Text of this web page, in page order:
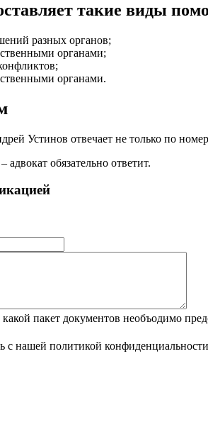
такие виды
разных органов;
органами;
;
органами.
Устинов отвечает не только по
обязательно ответит.
пакет документов необъодимо
с нашей политикой конфиденциальности